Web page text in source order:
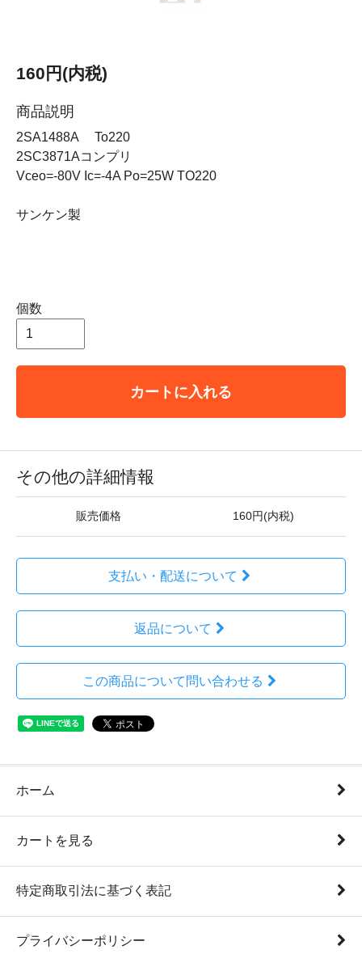
160円(内税)
商品説明
2SA1488A To220
2SC3871Aコンプリ
Vceo=-80V Ic=-4A Po=25W TO220
サンケン製
個数
カートに入れる
その他の詳細情報
販売価格 160円(内税)
支払い・配送について
返品について
この商品について問い合わせる
ホーム
カートを見る
特定商取引法に基づく表記
プライバシーポリシー